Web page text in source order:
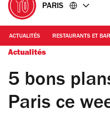
PARIS
ACTUALITÉS RESTAURANTS ET
Actualités
5 bons
Paris ce